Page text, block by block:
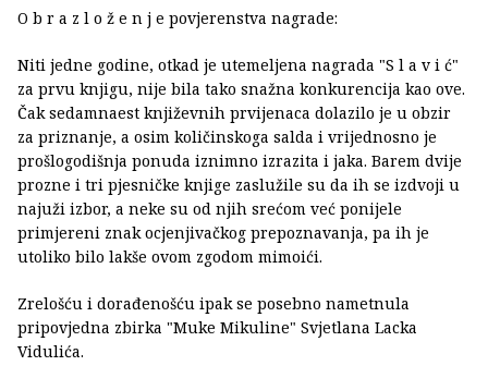
O b r a z l o ž e n j e povjerenstva nagrade:
Niti jedne godine, otkad je utemeljena nagrada "S l a v i ć"
za prvu knjigu, nije bila tako snažna konkurencija kao ove.
Čak sedamnaest književnih prvijenaca dolazilo je u obzir
za priznanje, a osim količinskoga salda i vrijednosno je
prošlogodišnja ponuda iznimno izrazita i jaka. Barem dvije
prozne i tri pjesničke knjige zaslužile su da ih se izdvoji u
najuži izbor, a neke su od njih srećom već ponijele
primjereni znak ocjenjivačkog prepoznavanja, pa ih je
utoliko bilo lakše ovom zgodom mimoići.
Zrelošću i dorađenošću ipak se posebno nametnula
pripovjedna zbirka "Muke Mikuline" Svjetlana Lacka
Vidulića.